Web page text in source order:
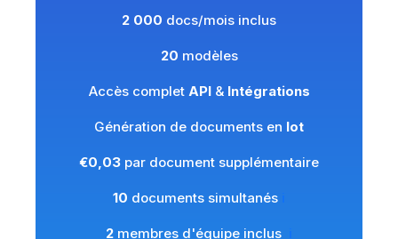
2 000 docs/mois inclus
20 modèles
Accès complet API& Intégrations
Génération de documents en lot
€0,03 par document supplémentaire
10 documents simultanés
2 membres d'équipe inclus